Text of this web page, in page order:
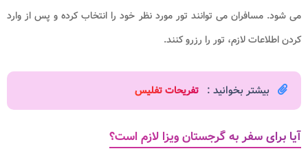
می شود. مسافران می توانند تور مورد نظر خود را انتخاب کرده و پس از وارد
کردن اطلاعات لازم، تور را رزرو کنند.
بیشتر بخوانید : تفریحات تفلیس
آیا برای سفر به گرجستان ویزا لازم است؟